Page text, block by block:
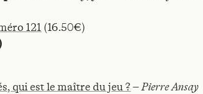
121 (16.50€)
qui est le maître du jeu ? –Pierre Ansay